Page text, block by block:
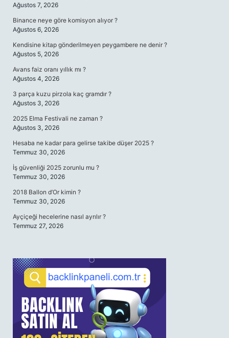
Ağustos 7, 2026
Binance neye göre komisyon alıyor ?
Ağustos 6, 2026
Kendisine kitap gönderilmeyen peygambere ne denir ?
Ağustos 5, 2026
Avans faiz oranı yıllık mı ?
Ağustos 4, 2026
3 parça kuzu pirzola kaç gramdır ?
Ağustos 3, 2026
2025 Elma Festivali ne zaman ?
Ağustos 3, 2026
Hesaba ne kadar para gelirse takibe düşer 2025 ?
Temmuz 30, 2026
İş güvenliği 2025 zorunlu mu ?
Temmuz 30, 2026
2018 Ballon d’Or kimin ?
Temmuz 30, 2026
Ayçiçeği hecelerine nasıl ayrılır ?
Temmuz 27, 2026